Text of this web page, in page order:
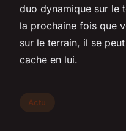
duo dynamique sur le
la prochaine fois que
sur le terrain, il se peut
cache en lui.
Actu